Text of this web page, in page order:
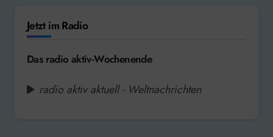
Jetzt im Radio
Das radio aktiv-Wochenende
radio aktiv aktuell - Weltnachrichten